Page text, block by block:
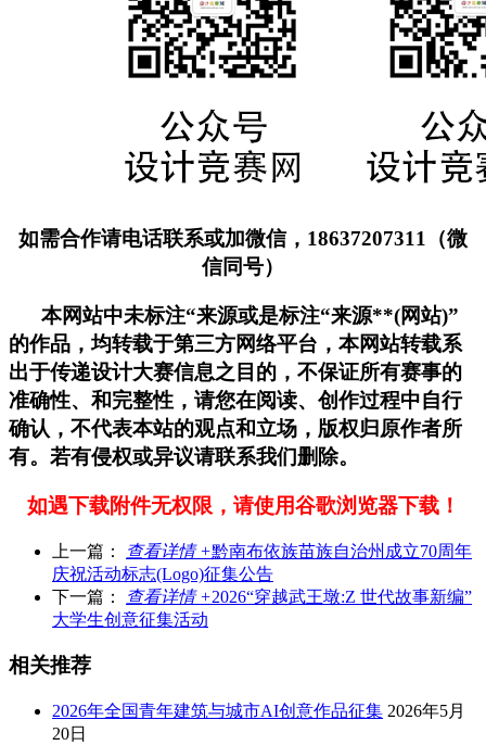
如需合作请电话联系或加微信，18637207311（微
信同号）
本网站中未标注“来源或是标注“来源**(网站)”
的作品，均转载于第三方网络平台，本网站转载系
出于传递设计大赛信息之目的，不保证所有赛事的
准确性、和完整性，请您在阅读、创作过程中自行
确认，不代表本站的观点和立场，版权归原作者所
有。若有侵权或异议请联系我们删除。
如遇下载附件无权限，请使用谷歌浏览器下载！
上一篇： 查看详情 +黔南布依族苗族自治州成立70周年
庆祝活动标志(Logo)征集公告
下一篇：
查看详情 +2026“穿越武王墩:Z 世代故事新编”
大学生创意征集活动
相关推荐
2026年全国青年建筑与城市AI创意作品征集 2026年5月
20日